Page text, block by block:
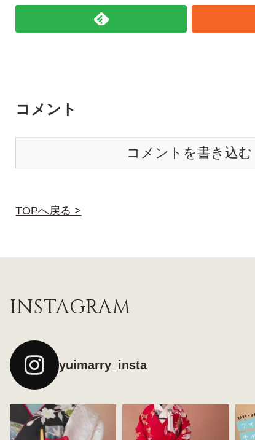
コメント
コメントを書き込む
TOPへ戻る >
INSTAGRAM
yuimarry_insta